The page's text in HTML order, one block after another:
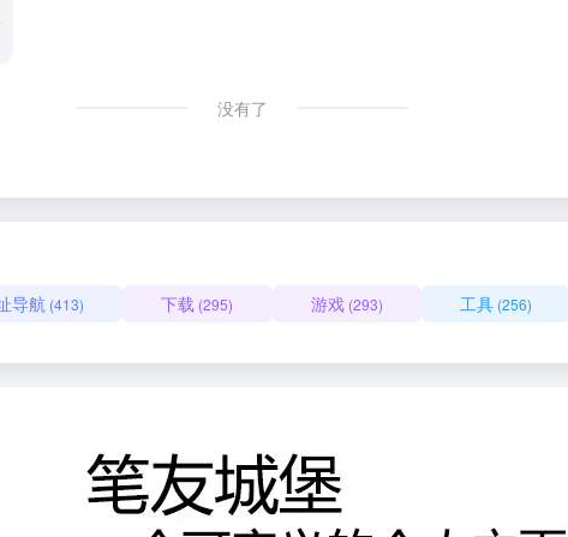
没有了
导航 (413) 下载 (295) 游戏(293) 工具(256)